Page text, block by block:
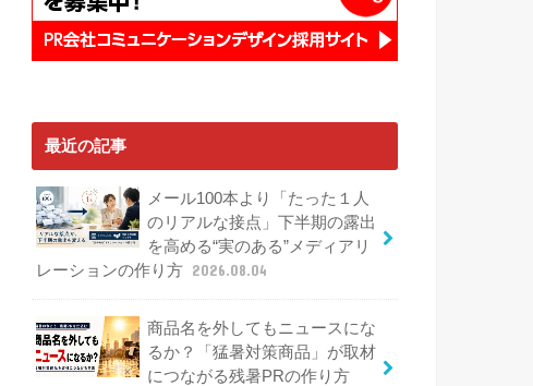
最近の記事
メール100本より「たった１人
のリアルな接点」下半期の露出
を高める“実のある”メディアリ
レーションの作り方 2026.08.04
商品名を外してもニュースにな
るか？「猛暑対策商品」が取材
につながる残暑PRの作り方